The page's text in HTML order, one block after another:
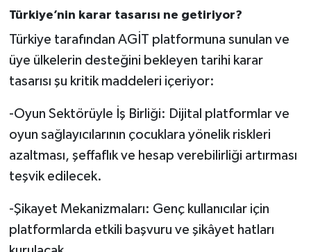
Türkiye’nin karar tasarısı ne getiriyor?
Türkiye tarafından AGİT platformuna sunulan ve
üye ülkelerin desteğini bekleyen tarihi karar
tasarısı şu kritik maddeleri içeriyor:
-Oyun Sektörüyle İş Birliği: Dijital platformlar ve
oyun sağlayıcılarının çocuklara yönelik riskleri
azaltması, şeffaflık ve hesap verebilirliği artırması
teşvik edilecek.
-Şikayet Mekanizmaları: Genç kullanıcılar için
platformlarda etkili başvuru ve şikâyet hatları